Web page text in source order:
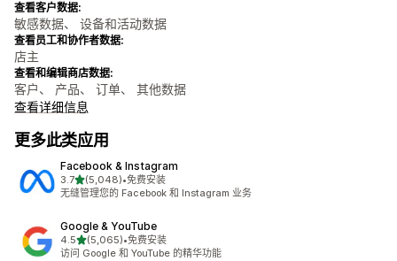
查看客户数据:
敏感数据、 设备和活动数据
查看员工和协作者数据:
店主
查看和编辑商店数据:
客户、 产品、 订单、 其他数据
查看详细信息
更多此类应用
Facebook & Instagram
3.7星（满分 5 星）
(5,048)
总共 5048 条评论
•免费安装
无缝管理您的 Facebook 和 Instagram 业务
Google & YouTube
4.5星（满分 5 星）
(5,065)
总共 5065 条评论
•免费安装
访问 Google 和 YouTube 的精华功能